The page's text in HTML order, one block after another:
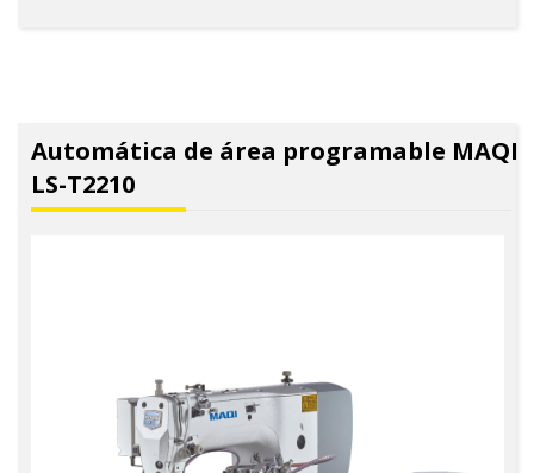
Automática de área programable MAQI
LS-T2210